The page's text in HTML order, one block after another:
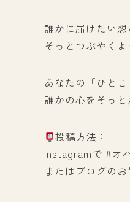
誰かに届けたい想
そっとつぶやく
あなたの「ひとこ
誰かの心をそっと
投稿方法：
Instagramで #オ
またはブログの